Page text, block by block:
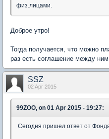
физ.лицами.
Доброе утро!
Тогда получается, что можно
раз есть соглашение между
SSZ
02 Apr 2015
99ZOO, on 01 Apr 2015 - 19:27:
Сегодня пришел ответ от